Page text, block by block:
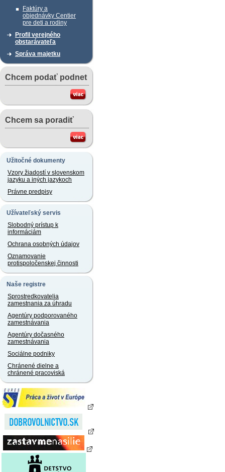
Faktúry a
objednávky Centier
pre deti a rodiny
Profil verejného
obstarávateľa
Správa majetku
Chcem podať podnet
Chcem sa poradiť
Užitočné dokumenty
Vzory žiadostí v slovenskom
jazyku a iných jazykoch
Právne predpisy
Užívateľský servis
Slobodný prístup k
informáciám
Ochrana osobných údajov
Oznamovanie
protispoločenskej činnosti
Naše registre
Sprostredkovatelia
zamestnania za úhradu
Agentúry podporovaného
zamestnávania
Agentúry dočasného
zamestnávania
Sociálne podniky
Chránené dielne a
chránené pracoviská